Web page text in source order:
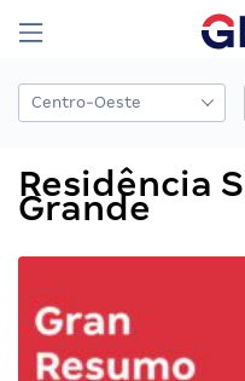
Residência
Grande